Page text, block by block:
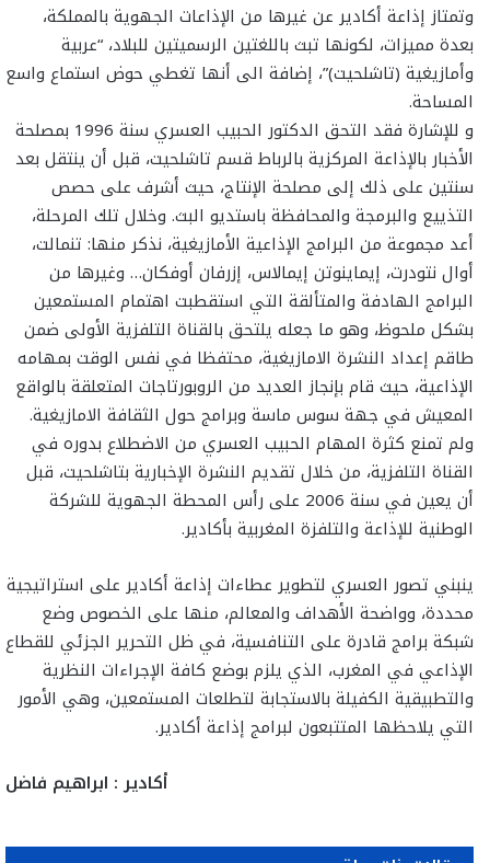
وتمتاز إذاعة أكادير عن غيرها من الإذاعات الجهوية بالمملكة،
بعدة مميزات، لكونها تبث باللغتين الرسميتين للبلاد، “عربية
وأمازيغية (تاشلحيت)”، إضافة الى أنها تغطي حوض استماع واسع
المساحة.
و للإشارة فقد التحق الدكتور الحبيب العسري سنة 1996 بمصلحة
الأخبار بالإذاعة المركزية بالرباط قسم تاشلحيت، قبل أن ينتقل بعد
سنتين على ذلك إلى مصلحة الإنتاج، حيث أشرف على حصص
التذييع والبرمجة والمحافظة باستديو البث. وخلال تلك المرحلة،
أعد مجموعة من البرامج الإذاعية الأمازيغية، نذكر منها: تنمالت،
أوال نتودرت، إيماينوتن إيمالاس، إزرفان أوفكان… وغيرها من
البرامج الهادفة والمتألقة التي استقطبت اهتمام المستمعين
بشكل ملحوظ، وهو ما جعله يلتحق بالقناة التلفزية الأولى ضمن
طاقم إعداد النشرة الامازيغية، محتفظا في نفس الوقت بمهامه
الإذاعية، حيث قام بإنجاز العديد من الروبورتاجات المتعلقة بالواقع
المعيش في جهة سوس ماسة وبرامج حول الثقافة الامازيغية.
ولم تمنع كثرة المهام الحبيب العسري من الاضطلاع بدوره في
القناة التلفزية، من خلال تقديم النشرة الإخبارية بتاشلحيت، قبل
أن يعين في سنة 2006 على رأس المحطة الجهوية للشركة
الوطنية للإذاعة والتلفزة المغربية بأكادير.
ينبني تصور العسري لتطوير عطاءات إذاعة أكادير على استراتيجية
محددة، وواضحة الأهداف والمعالم، منها على الخصوص وضع
شبكة برامج قادرة على التنافسية، في ظل التحرير الجزئي للقطاع
الإذاعي في المغرب، الذي يلزم بوضع كافة الإجراءات النظرية
والتطبيقية الكفيلة بالاستجابة لتطلعات المستمعين، وهي الأمور
التي يلاحظها المتتبعون لبرامج إذاعة أكادير.
أكادير : ابراهيم فاضل